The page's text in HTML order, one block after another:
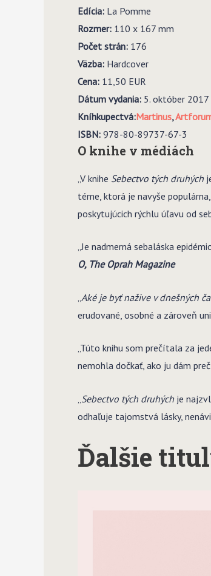
Edícia: La Pomme
Rozmer: 110 x 167 mm
Počet strán: 176
Väzba: Hardcover
Cena: 11,50 EUR
Dátum vydania: 5. október 2017
Kníhkupectvá:Martinus,
ISBN: 978-80-89737-67-3
O knihe v médiách
„V knihe Sebectvo tých druhých
téme, ktorá je navyše
poskytujúcich rýchlu úľavu od
„Je nadmerná sebaláska
O, The Oprah Magazine
Aké je byť nažive v dnešných
erudované, osobné a zároveň
„Túto knihu som prečítala za
nemohla dočkať, ako ju dám
„Sebectvo tých druhých je
odhaľuje tajomstvá lásky,
Ďalšie